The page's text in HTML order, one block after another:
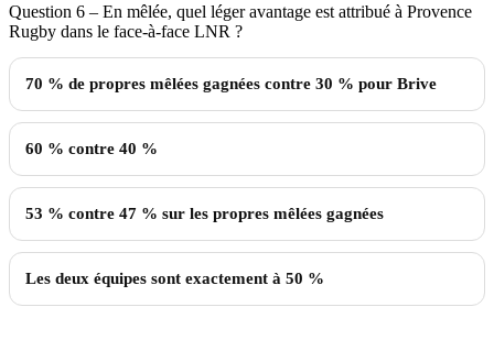
Question 6 – En mêlée, quel léger avantage est attribué à Provence
Rugby dans le face-à-face LNR ?
70 % de propres mêlées gagnées contre 30 % pour Brive
60 % contre 40 %
53 % contre 47 % sur les propres mêlées gagnées
Les deux équipes sont exactement à 50 %